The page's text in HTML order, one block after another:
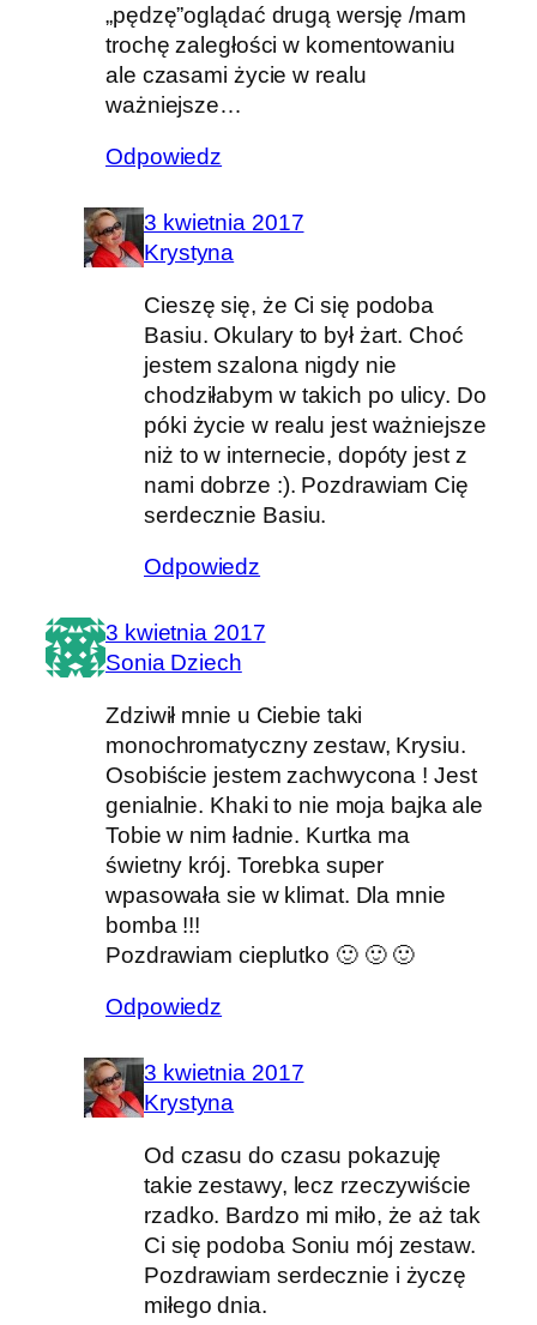
„pędzę”oglądać drugą wersję /mam
trochę zaległości w komentowaniu
ale czasami życie w realu
ważniejsze…
Odpowiedz
3 kwietnia 2017
Krystyna
Cieszę się, że Ci się podoba
Basiu. Okulary to był żart. Choć
jestem szalona nigdy nie
chodziłabym w takich po ulicy. Do
póki życie w realu jest ważniejsze
niż to w internecie, dopóty jest z
nami dobrze :). Pozdrawiam Cię
serdecznie Basiu.
Odpowiedz
3 kwietnia 2017
Sonia Dziech
Zdziwił mnie u Ciebie taki
monochromatyczny zestaw, Krysiu.
Osobiście jestem zachwycona ! Jest
genialnie. Khaki to nie moja bajka ale
Tobie w nim ładnie. Kurtka ma
świetny krój. Torebka super
wpasowała sie w klimat. Dla mnie
bomba !!!
Pozdrawiam cieplutko 🙂 🙂 🙂
Odpowiedz
3 kwietnia 2017
Krystyna
Od czasu do czasu pokazuję
takie zestawy, lecz rzeczywiście
rzadko. Bardzo mi miło, że aż tak
Ci się podoba Soniu mój zestaw.
Pozdrawiam serdecznie i życzę
miłego dnia.